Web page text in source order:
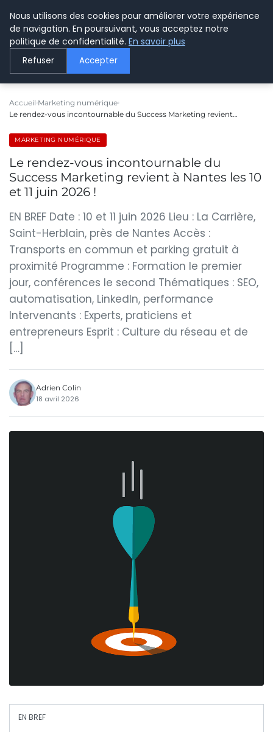
LE WEBMARKETING
Accueil Marketing numérique
Le rendez-vous incontournable du Success Marketing revient…
MARKETING NUMÉRIQUE
Le rendez-vous incontournable du
Success Marketing revient à Nantes les 10
et 11 juin 2026 !
EN BREF Date : 10 et 11 juin 2026 Lieu : La Carrière,
Saint-Herblain, près de Nantes Accès :
Transports en commun et parking gratuit à
proximité Programme : Formation le premier
jour, conférences le second Thématiques : SEO,
automatisation, LinkedIn, performance
Intervenants : Experts, praticiens et
entrepreneurs Esprit : Culture du réseau et de
[…]
Adrien Colin
18 avril 2026
EN BREF
Nous utilisons des cookies pour améliorer votre expérience
de navigation. En poursuivant, vous acceptez notre
politique de confidentialité. En savoir plus
Refuser Accepter